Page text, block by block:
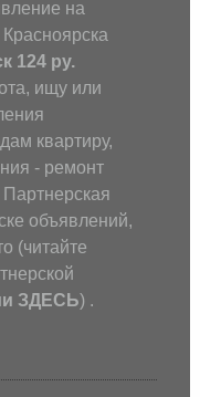
на
124 ру.
ищу или
квартиру,
- ремонт
объявлений,
(читайте
ЗДЕСЬ) .